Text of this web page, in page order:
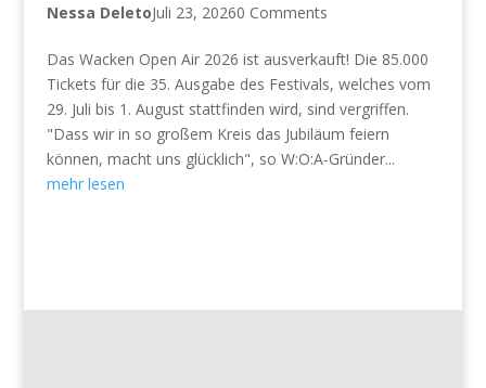
Nessa DeletoJuli 23, 20260 Comments
Das Wacken Open Air 2026 ist ausverkauft! Die 85.000
Tickets für die 35. Ausgabe des Festivals, welches vom
29. Juli bis 1. August stattfinden wird, sind vergriffen.
"Dass wir in so großem Kreis das Jubiläum feiern
können, macht uns glücklich", so W:O:A-Gründer...
mehr lesen